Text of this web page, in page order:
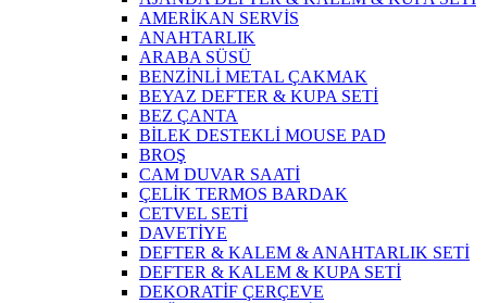
AMERİKAN SERVİS
ANAHTARLIK
ARABA SÜSÜ
BENZİNLİ METAL ÇAKMAK
BEYAZ DEFTER & KUPA SETİ
BEZ ÇANTA
BİLEK DESTEKLİ MOUSE PAD
BROŞ
CAM DUVAR SAATİ
ÇELİK TERMOS BARDAK
CETVEL SETİ
DAVETİYE
DEFTER & KALEM & ANAHTARLIK SETİ
DEFTER & KALEM & KUPA SETİ
DEKORATİF ÇERÇEVE